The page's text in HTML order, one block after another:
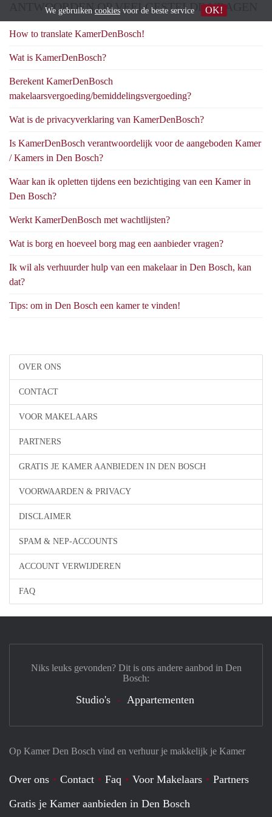
OVER ONS
CONTACT
VOOR MAKELAARS
PARTNERS
GRATIS JE KAMER AANBIEDEN IN DEN BOSCH
VOORWAARDEN & PRIVACY
DISCLAIMER
SPAM & NEP-ACCOUNTS
ACCOUNT VERWIJDEREN
FAQ
ANTWOORDEN OP VEELGESTELDE VRAGEN
How to translate KamerDenBosch!
Wat is KamerDenBosch?
Berekent KamerDenBosch
makelaarsvergoeding/bemiddelingsvergoeding?
Wat is de privacyverklaring van KamerDenBosch?
Is KamerDenBosch verantwoordelijk voor de aangeboden Kamer
/ Kamers in Den Bosch?
Waar kan ik opletten tijdens een bezichtiging van een Kamer in
Den Bosch?
Werkt KamerDenBosch met wachtlijsten?
Wat is borg en hoeveel borg mag een aanbieder vragen?
Ik wil als verhuurder hulp van een makelaar in Den Bosch, kan
dat?
Tips: om in Den Bosch een kamer te vinden!
Op Kamer Den Bosch vind en verhuur je makkelijk je Kamer
Over ons Contact Faq Voor Makelaars
Partners
Gratis je Kamer aanbieden in Den Bosch
Niks leuks gevonden? Dit is ons andere aanbod in Den
Bosch:
Studio's Appartementen
We gebruiken cookies voor de beste service OK!